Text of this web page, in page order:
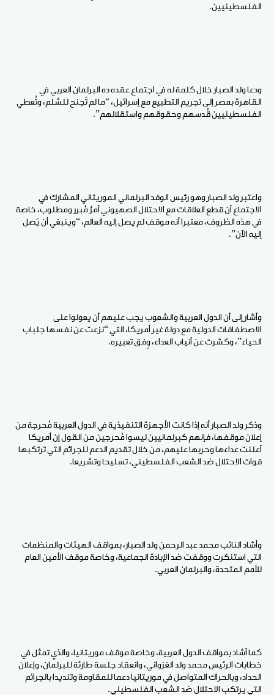
الفلسطينيين.
ودعا ولد الصبار خلال كلمة له في اجتماع عقده ده البرلمان العربي في
القاهرة بمصر إلى تجريم التطبيع مع إسرائيل، “ما لم تَجنح للسَّلم، وتُعطي
الفلسطينيين قُدسهم وحقوقهم واستقلالهم”.
واعتبر ولد الصبار وهو رئيس الوفد البرلماني الموريتاني المشارك في
الاجتماع أن قطع العلاقات مع الاحتلال الصهيوني أمرٌ مُبرر ومطلوب، خاصة
في هذه الظروف، معتبرا أنه موقف لم يصل إليه العالم، “وينبغي أن يَصل
إليه الآن”.
وأشار إلى أن الدول العربية والشعوب يجب عليهم أن يعولوا على
الاصطفافات الدولية مع دولة غير أمريكا، التي “نزعت عن نفسها جلباب
الحياء”، وكشرت عن أنياب العداء، وِفق تعبيره.
وذكر ولد الصبار أنه إذا كانت الأجهزة التنفيذية في الدول العربية مُحرجة من
إعلان موقفها، فإنهم كبرلمانيين ليسوا مُحرجين من القول إن أمريكا
أعلنت عداءها وحربها عليهم، من خلال تقديم الدعم للجرائم التي ترتكبها
قوات الاحتلال ضد الشعب الفلسطيني، تسليحا وتشريعا.
وأشاد النائب محمد عبد الرحمن ولد الصبار، بمواقف الهيئات والمنظمات
التي استنكرت ووقفت ضد الإبادة الجماعية، وخاصة موقف الأمين العام
للأمم المتحدة، والبرلمان العربي.
كما أشاد بمواقف الدول العربية، وخاصة موقف موريتانيا، والذي تمثل في
خطابات الرئيس محمد ولد الغزواني، وانعقاد جلسة طارئة للبرلمان، وإعلان
الحداد، وبالحراك المتواصل في موريتانيا دعما للمقاومة وتنديدا بالجرائم
التي يرتكب الاحتلال ضد الشعب الفلسطيني.